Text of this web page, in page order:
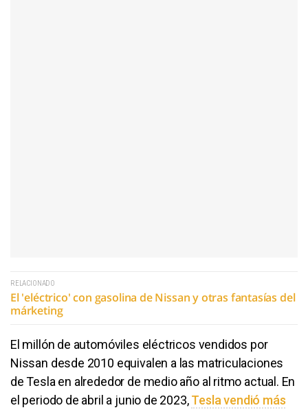
RELACIONADO
El 'eléctrico' con gasolina de Nissan y otras fantasías del
márketing
El millón de automóviles eléctricos vendidos por
Nissan desde 2010 equivalen a las matriculaciones
de Tesla en alrededor de medio año al ritmo actual. En
el periodo de abril a junio de 2023,Tesla vendió más